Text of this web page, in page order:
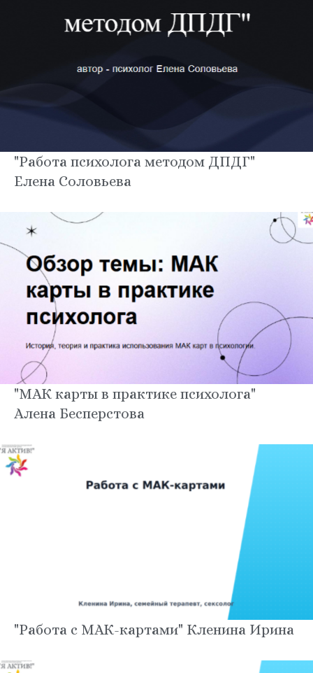
"Работа психолога методом ДПДГ"
Елена Соловьева
"МАК карты в практике психолога"
Алена Бесперстова
"Работа с МАК-картами" Кленина Ирина